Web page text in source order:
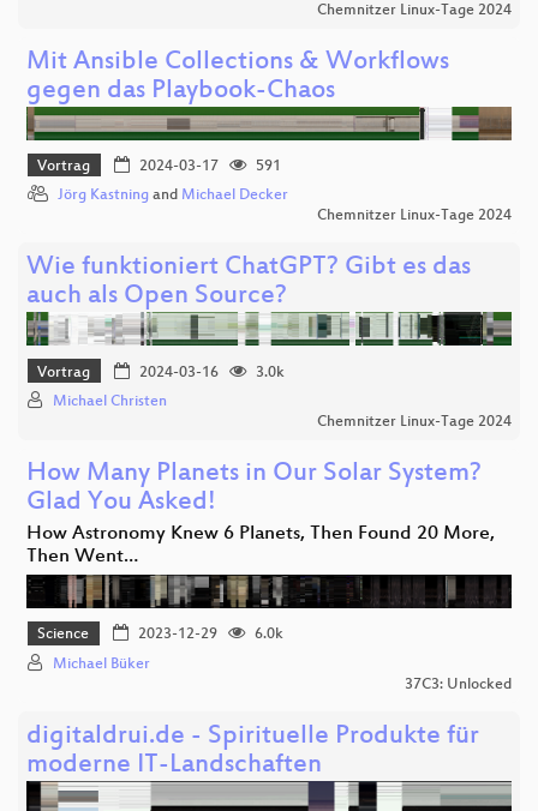
Chemnitzer Linux-Tage 2024
Mit Ansible Collections & Workflows
gegen das Playbook-Chaos
Vortrag 2024-03-17
591
Jörg Kastning and Michael Decker
Chemnitzer Linux-Tage 2024
Wie funktioniert ChatGPT? Gibt es das
auch als Open Source?
Vortrag 2024-03-16
3.0k
Michael Christen
Chemnitzer Linux-Tage 2024
How Many Planets in Our Solar System?
Glad You Asked!
How Astronomy Knew 6 Planets, Then Found 20 More,
Then Went…
Science 2023-12-29
6.0k
Michael Büker
37C3: Unlocked
digitaldrui.de - Spirituelle Produkte für
moderne IT-Landschaften